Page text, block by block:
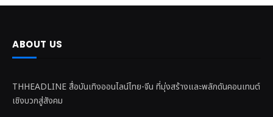
ABOUT US
THHEADLINE สื่อบันเทิงออนไลน์ไทย-จีน ที่มุ่งสร้างและพลักดันคอนเทนต์
เชิงบวกสู่สังคม